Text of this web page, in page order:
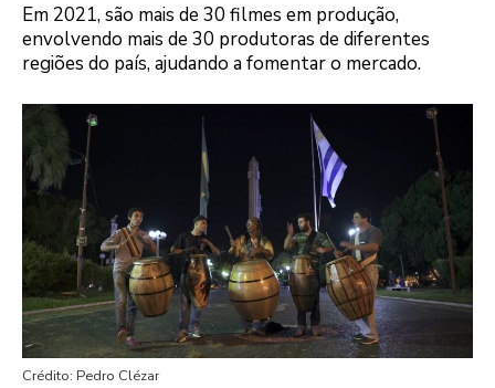
Em 2021, são mais de 30 filmes em produção,
envolvendo mais de 30 produtoras de diferentes
regiões do país, ajudando a fomentar o mercado.
Crédito: Pedro Clézar